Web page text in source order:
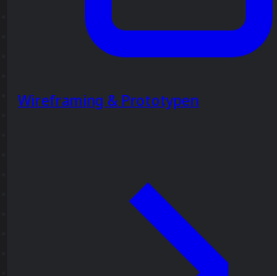
Wireframing & Prototypen